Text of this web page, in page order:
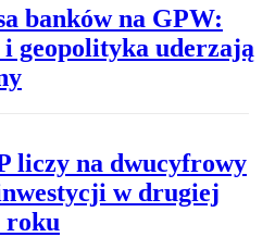
banków na GPW:
geopolityka uderzają
liczy na dwucyfrowy
w drugiej
roku